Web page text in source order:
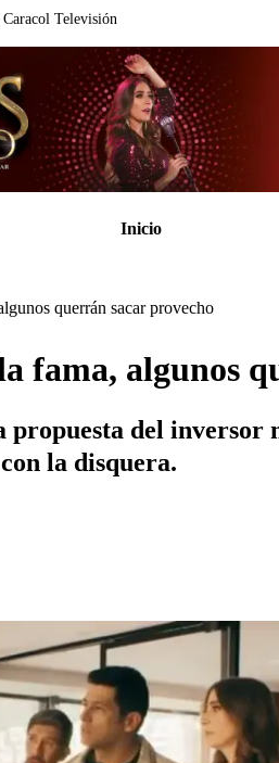
Televisión
Inicio
querrán sacar provecho
fama, algunos
del inversor
la disquera.